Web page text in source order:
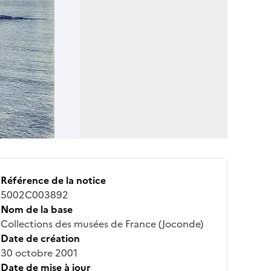
Référence de la notice
5002C003892
Nom de la base
Collections des musées de France (Joconde)
Date de création
30 octobre 2001
Date de mise à jour